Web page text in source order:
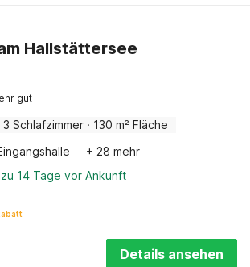
Hallstättersee
gut
3 Schlafzimmer · 130 m² Fläche
+ 28 mehr
14 Tage vor Ankunft
Details ansehen